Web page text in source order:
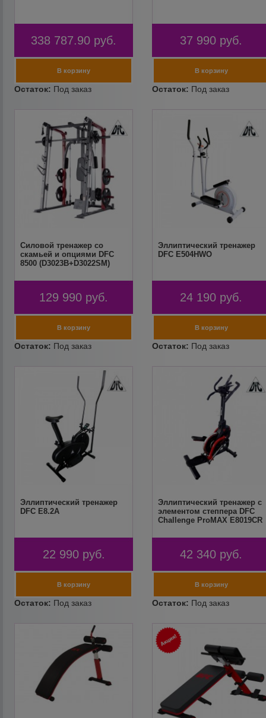
338 787.90 руб. 37 990 руб.
Силовой тренажер со
скамьей и опциями DFC
8500 (D3023B+D3022SM)
129 990 руб.
Эллиптический тренажер
DFC E504HWO
24 190 руб.
Эллиптический тренажер
DFC E8.2A
22 990 руб.
Эллиптический тренажер с
элементом степпера DFC
Challenge ProMAX E8019CR
42 340 руб.